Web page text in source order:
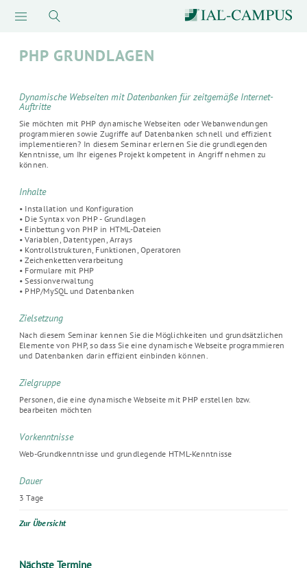
PHP GRUNDLAGEN
Dynamische Webseiten mit Datenbanken für zeitgemäße Internet-
Auftritte
Sie möchten mit PHP dynamische Webseiten oder Webanwendungen
programmieren sowie Zugriffe auf Datenbanken schnell und effizient
implementieren? In diesem Seminar erlernen Sie die grundlegenden
Kenntnisse, um Ihr eigenes Projekt kompetent in Angriff nehmen zu
können.
Inhalte
• Installation und Konfiguration
• Die Syntax von PHP - Grundlagen
• Einbettung von PHP in HTML-Dateien
• Variablen, Datentypen, Arrays
• Kontrollstrukturen, Funktionen, Operatoren
• Zeichenkettenverarbeitung
• Formulare mit PHP
• Sessionverwaltung
• PHP/MySQL und Datenbanken
Zielsetzung
Nach diesem Seminar kennen Sie die Möglichkeiten und grundsätzlichen
Elemente von PHP, so dass Sie eine dynamische Webseite programmieren
und Datenbanken darin effizient einbinden können.
Zielgruppe
Personen, die eine dynamische Webseite mit PHP erstellen bzw.
bearbeiten möchten
Vorkenntnisse
Web-Grundkenntnisse und grundlegende HTML-Kenntnisse
Dauer
3 Tage
Zur Übersicht
Nächste Termine